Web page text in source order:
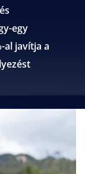
egy
al javítja a